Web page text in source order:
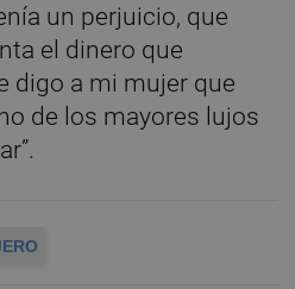
un perjuicio, que
el dinero que
digo a mi mujer que
de los mayores lujos